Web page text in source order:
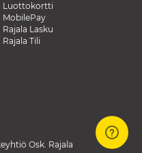
Luottokortti
MobilePay
Rajala Lasku
Rajala Tili
Osk. Rajala